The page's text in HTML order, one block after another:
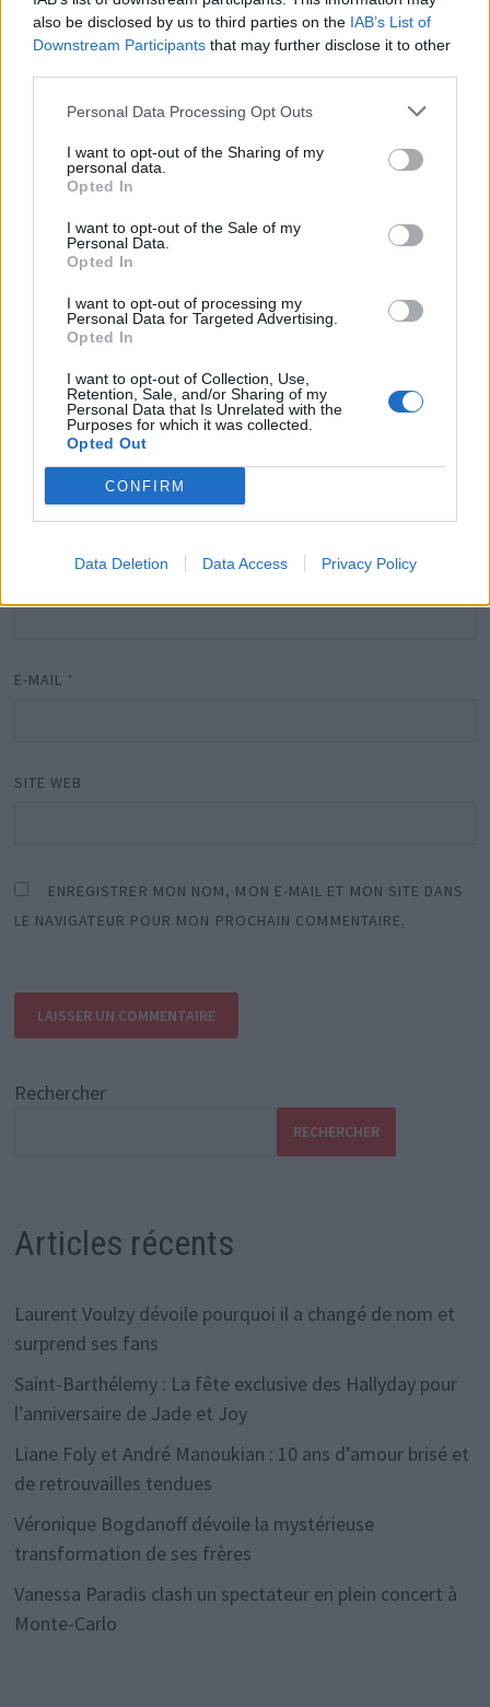
also be disclosed by us to third parties on the IAB’s List of
Downstream Participants that may further disclose it to other
Personal Data Processing Opt Outs
I want to opt-out of the Sharing of my
personal data.
Opted In
I want to opt-out of the Sale of my
Personal Data.
Opted In
I want to opt-out of processing my
Personal Data for Targeted Advertising.
Opted In
I want to opt-out of Collection, Use,
Retention, Sale, and/or Sharing of my
Personal Data that Is Unrelated with the
Purposes for which it was collected.
Opted Out
CONFIRM
Data Deletion Data Access Privacy Policy
3 septembre 2024
Laisser un commentaire
Votre adresse e-mail ne sera pas publiée.
COMMENTAIRE*
E-MAIL *
SITE WEB
ENREGISTRER MON NOM, MON E-MAIL ET MON SITE DANS
LE NAVIGATEUR POUR MON PROCHAIN COMMENTAIRE.
Rechercher
RECHERCHER
Articles récents
Laurent Voulzy dévoile pourquoi il a changé de nom et
surprend ses fans
Saint-Barthélemy : La fête exclusive des Hallyday pour
l’anniversaire de Jade et Joy
Liane Foly et André Manoukian : 10 ans d’amour brisé et
de retrouvailles tendues
Véronique Bogdanoff dévoile la mystérieuse
transformation de ses frères
Vanessa Paradis clash un spectateur en plein concert à
Monte-Carlo